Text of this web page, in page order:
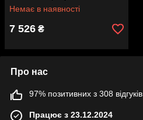
Немає в наявності
7 526 ₴
Про нас
97% позитивних з 308 відгуків
Працює з 23.12.2024